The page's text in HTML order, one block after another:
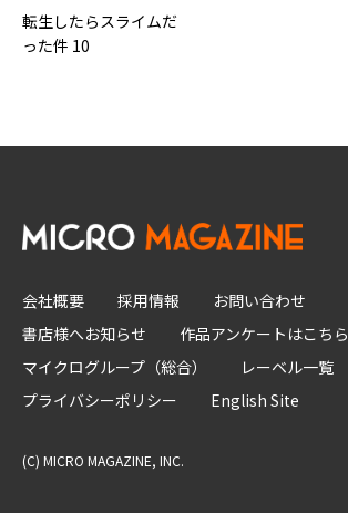
転生したらスライムだ
った件 10
会社概要 採用情報
お問い合わせ
書店様へお知らせ
作品アンケートはこちら
マイクログループ（総合）
レーベル一覧
プライバシーポリシー
English Site
(C) MICRO MAGAZINE, INC.